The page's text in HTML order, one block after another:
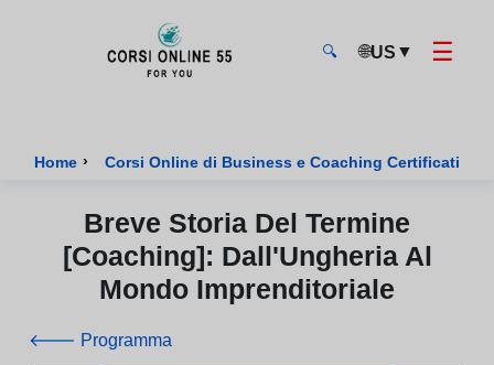
🔍 🌐US ▼ ☰
Home › Corsi Online di Business e Coaching Certificati
Breve Storia Del Termine
[coaching]: Dall'Ungheria Al
Mondo Imprenditoriale
🡐 Programma